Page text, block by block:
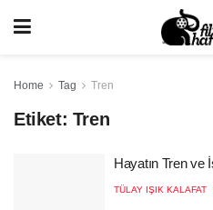
Home Tag Tren
Etiket: Tren
Hayatın Tren ve
TÜLAY IŞIK KALAFAT